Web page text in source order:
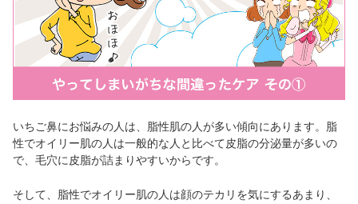
いちご鼻にお悩みの人は、脂性肌の人が多い傾向にあります。脂
性でオイリー肌の人は一般的な人と比べて皮脂の分泌量が多いの
で、毛穴に皮脂が詰まりやすいからです。
そして、脂性でオイリー肌の人は顔のテカリを気にするあまり、